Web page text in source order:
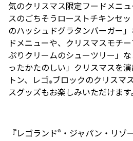
気のクリスマス限定フードメニ
スのごちそうローストチキンセ
のハッシュドグラタンバーガー
ドメニューや、クリスマスモチ
ぷりクリームのシューツリー」
ったかたのしい」クリスマスを
トン、レゴ®ブロックのクリスマ
スグッズもお楽しみいただけます。
『レゴランド® ・ジャパン・リゾ